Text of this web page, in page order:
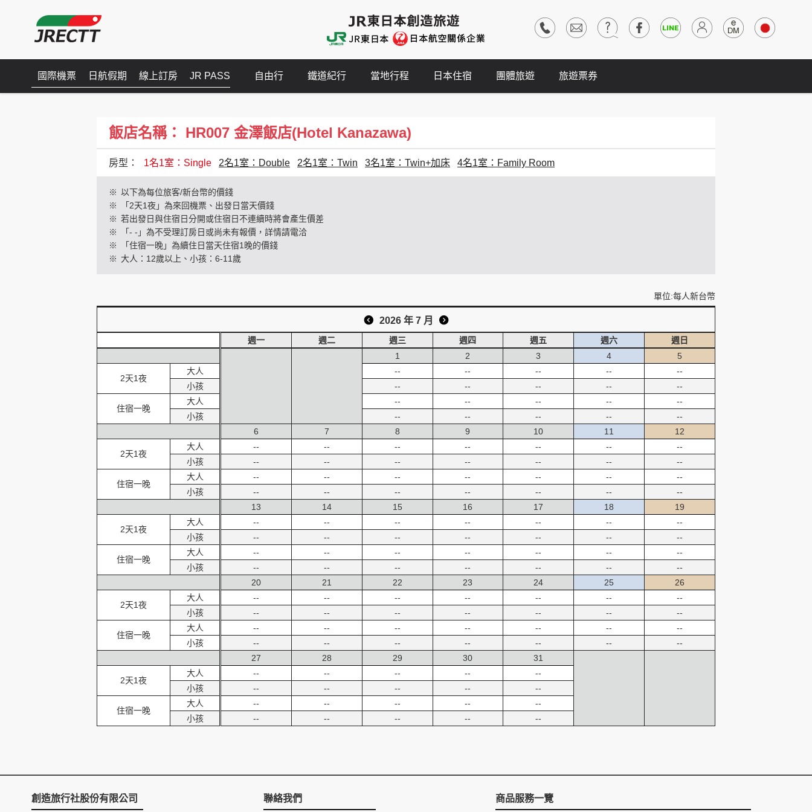
國際機票 日航假期 線上訂房 JR PASS 自由行 鐵道紀行 當地行程 日本住宿 團體旅遊 旅遊票券
飯店名稱： HR007 金澤飯店(Hotel Kanazawa)
房型： 1名1室：Single 2名1室：Double 2名1室：Twin 3名1室：Twin+加床 4名1室：Family Room
※ 以下為每位旅客/新台幣的價錢
※
「2天1夜」為來回機票、出發日當天價錢
※ 若出發日與住宿日分開或住宿日不連續時將會產生價差
※
「- -」為不受理訂房日或尚未有報價，詳情請電洽
※
「住宿一晚」為續住日當天住宿1晚的價錢
※ 大人：12歲以上、小孩：6-11歲
單位:每人新台幣
2026 年 7 月
2天1夜
大人
小孩
住宿一晚
大人
小孩
2天1夜
大人
小孩
住宿一晚
大人
小孩
2天1夜
大人
小孩
住宿一晚
大人
小孩
2天1夜
大人
小孩
住宿一晚
大人
小孩
2天1夜
大人
小孩
住宿一晚
大人
小孩
週一 週二 週三 週四 週五 週六
週日
1
--
--
--
--
2
--
--
--
--
3
--
--
--
--
4
--
--
--
--
5
--
--
--
--
6
--
--
--
--
7
--
--
--
--
8
--
--
--
--
9
--
--
--
--
10
--
--
--
--
11
--
--
--
--
12
--
--
--
--
13
--
--
--
--
14
--
--
--
--
15
--
--
--
--
16
--
--
--
--
17
--
--
--
--
18
--
--
--
--
19
--
--
--
--
20
--
--
--
--
21
--
--
--
--
22
--
--
--
--
23
--
--
--
--
24
--
--
--
--
25
--
--
--
--
26
--
--
--
--
27
--
--
--
--
28
--
--
--
--
29
--
--
--
--
30
--
--
--
--
31
--
--
--
--
創造旅行社股份有限公司 聯絡我們 商品服務一覽